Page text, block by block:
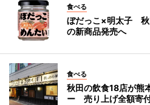
食べる
ぼだっこ×明太子 秋
の新商品発売へ
食べる
秋田の飲食18店が熊
ー 売り上げ全額寄